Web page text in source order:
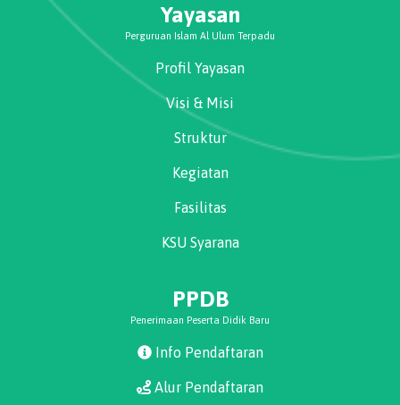
Yayasan
Perguruan Islam Al Ulum Terpadu
Profil Yayasan
Visi & Misi
Struktur
Kegiatan
Fasilitas
KSU Syarana
PPDB
Penerimaan Peserta Didik Baru
Info Pendaftaran
Alur Pendaftaran